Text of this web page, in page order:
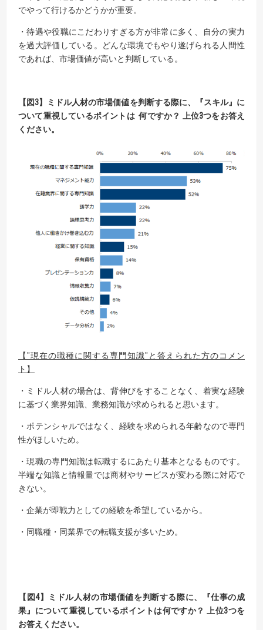
でやって行けるかどうかが重要。
・待遇や役職にこだわりすぎる方が非常に多く、自分の実力
を過大評価している。どんな環境でもやり遂げられる人間性
であれば、市場価値が高いと判断している。
【図3】ミドル人材の市場価値を判断する際に、
『スキル』に
ついて重視しているポイントは 何ですか？ 上位3つをお答え
ください。
【"現在の職種に関する専門知識"と答えられた方のコメン
ト】
・ミドル人材の場合は、背伸びをすることなく、着実な経験
に基づく業界知識、業務知識が求められると思います。
・ポテンシャルではなく、経験を求められる年齢なので専門
性がほしいため。
・現職の専門知識は転職するにあたり基本となるものです。
半端な知識と情報量では商材やサービスが変わる際に対応で
きない。
・企業が即戦力としての経験を希望しているから。
・同職種・同業界での転職支援が多いため。
【図4】ミドル人材の市場価値を判断する際に、
『仕事の成
果』について重視しているポイントは何ですか？ 上位3つを
お答えください。